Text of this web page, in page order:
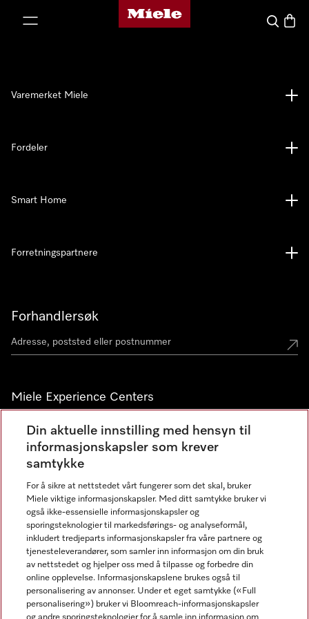
Mieles hjemmeside
Søk
Forhandlersøk
Miele Experience Centers
Miele Experience Center Nesbru
Miele Outlet Nesbru
Nyhetsbrev
Varemerket Miele
Fordeler
Smart Home
Forretningspartnere
Din aktuelle innstilling med hensyn til
informasjonskapsler som krever
samtykke
For å sikre at nettstedet vårt fungerer som det skal, bruker
Miele viktige informasjonskapsler. Med ditt samtykke bruker vi
også ikke-essensielle informasjonskapsler og
sporingsteknologier til markedsførings- og analyseformål,
inkludert tredjeparts informasjonskapsler fra våre partnere og
tjenesteleverandører, som samler inn informasjon om din bruk
av nettstedet og hjelper oss med å tilpasse og forbedre din
online opplevelse. Informasjonskapslene brukes også til
personalisering av annonser. Under et eget samtykke («Full
personalisering») bruker vi Bloomreach-informasjonskapsler